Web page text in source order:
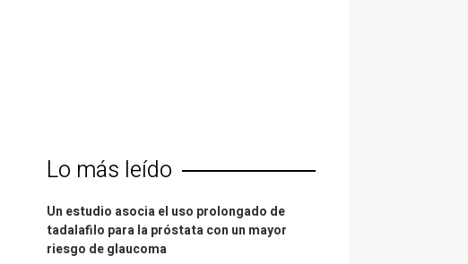
Lo más leído
Un estudio asocia el uso prolongado de
tadalafilo para la próstata con un mayor
riesgo de glaucoma